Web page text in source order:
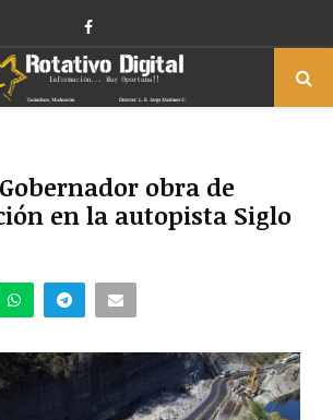
Facebook
obra de
en la autopista Siglo